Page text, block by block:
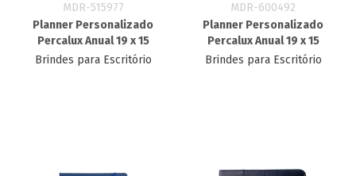
MDR-515977
Planner Personalizado
Percalux Anual 19 x 15
Brindes para Escritório
MDR-600492
Planner Personalizado
Percalux Anual 19 x 15
Brindes para Escritório